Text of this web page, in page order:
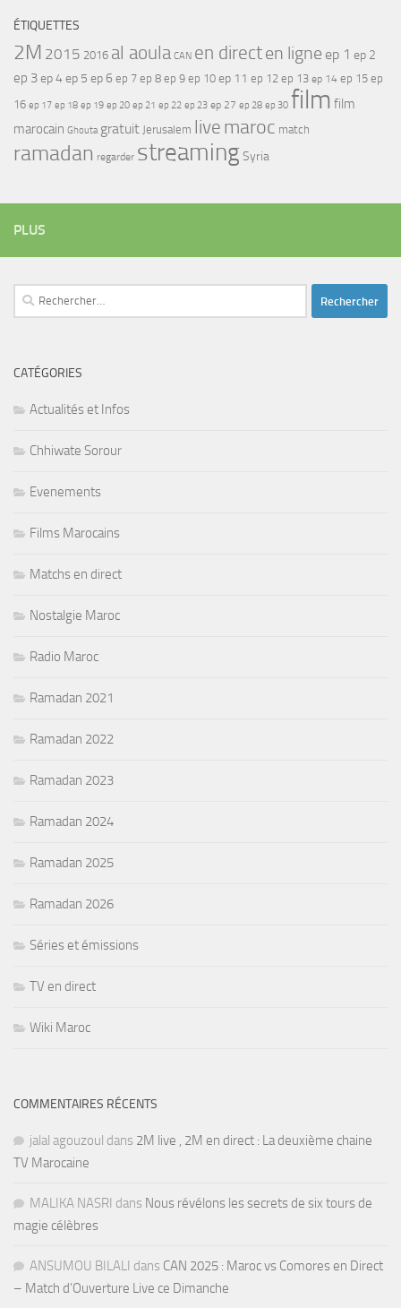
ÉTIQUETTES
2M 2015 2016 al aoula CAN en directen ligne ep 1 ep 2
ep 3ep 4ep 5 ep 6 ep 7 ep 8 ep 9 ep 10 ep 11 ep 12 ep 13 ep 14 ep 15 ep
16 ep 17 ep 18 ep 19 ep 20 ep 21 ep 22 ep 23 ep 27 ep 28 ep 30 film film
marocain Ghouta gratuit Jerusalem live maroc match
ramadan regarder streamingSyria
PLUS
Rechercher :
CATÉGORIES
Actualités et Infos
Chhiwate Sorour
Evenements
Films Marocains
Matchs en direct
Nostalgie Maroc
Radio Maroc
Ramadan 2021
Ramadan 2022
Ramadan 2023
Ramadan 2024
Ramadan 2025
Ramadan 2026
Séries et émissions
TV en direct
Wiki Maroc
COMMENTAIRES RÉCENTS
jalal agouzoul dans 2M live , 2M en direct : La deuxième chaine
TV Marocaine
MALIKA NASRI dans Nous révélons les secrets de six tours de
magie célèbres
ANSUMOU BILALI dans CAN 2025 : Maroc vs Comores en Direct
– Match d’Ouverture Live ce Dimanche